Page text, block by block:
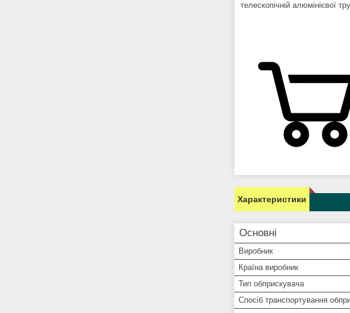
телескопічній алюмінієвої
Характеристики
Основні
Виробник
Країна виробник
Тип обприскувача
Спосіб транспортування